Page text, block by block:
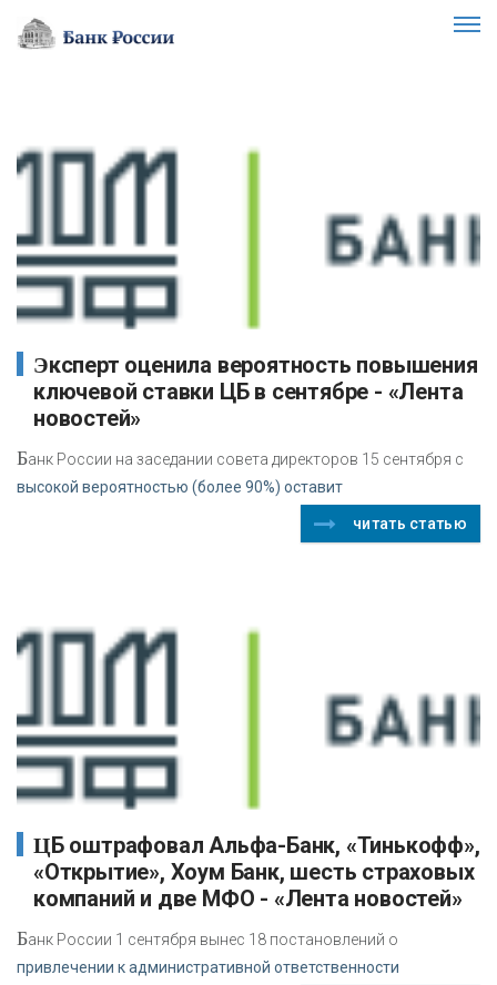
Эксперт оценила вероятность повышения
ключевой ставки ЦБ в сентябре - «Лента
новостей»
Банк России на заседании совета директоров 15 сентября с
высокой вероятностью (более 90%) оставит
читать статью
ЦБ оштрафовал Альфа-Банк, «Тинькофф»,
«Открытие», Хоум Банк, шесть страховых
компаний и две МФО - «Лента новостей»
Банк России 1 сентября вынес 18 постановлений о
привлечении к административной ответственности